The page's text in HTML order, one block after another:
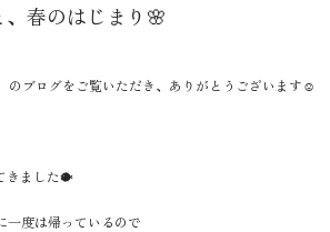
春のはじまり🌸
ブログをご覧いただき、ありがとうございます☺️
きました🐡
度は帰っているので